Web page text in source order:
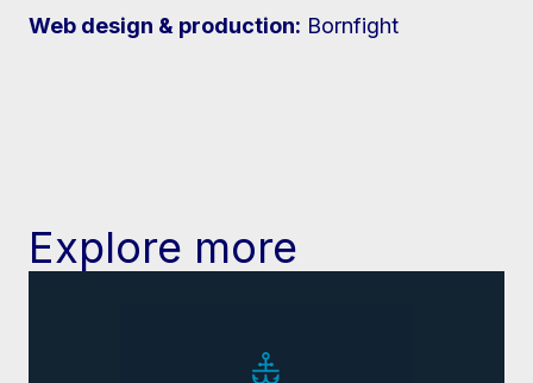
Web design & production: Bornfight
Explore more